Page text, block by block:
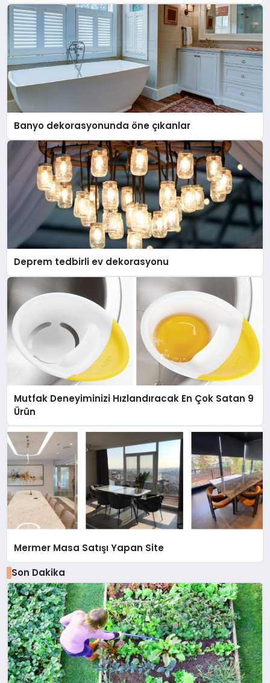
Banyo dekorasyonunda öne çıkanlar
Deprem tedbirli ev dekorasyonu
Mutfak Deneyiminizi Hızlandıracak En Çok Satan 9
Ürün
Mermer Masa Satışı Yapan Site
Son Dakika